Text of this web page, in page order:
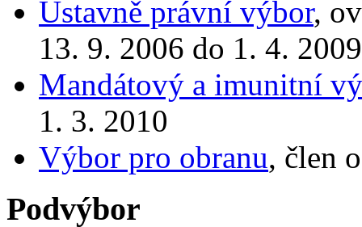
Ústavně právní výbor,
13. 9. 2006 do 1. 4. 2009
Mandátový a imunitní
1. 3. 2010
Výbor pro obranu, člen
Podvýbor